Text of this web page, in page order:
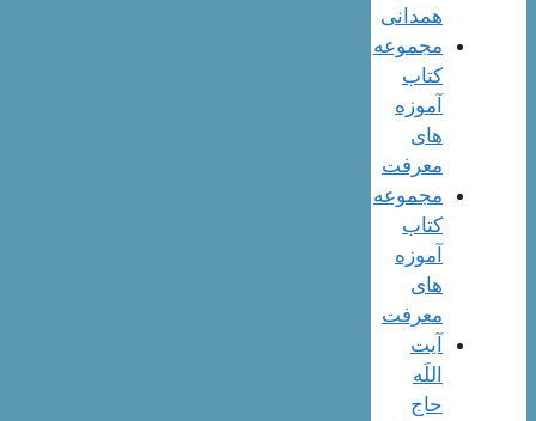
همدانی
مجموعه
کتاب
آموزه
های
معرفت
مجموعه
کتاب
آموزه
های
معرفت
آیت
اللَه
حاج